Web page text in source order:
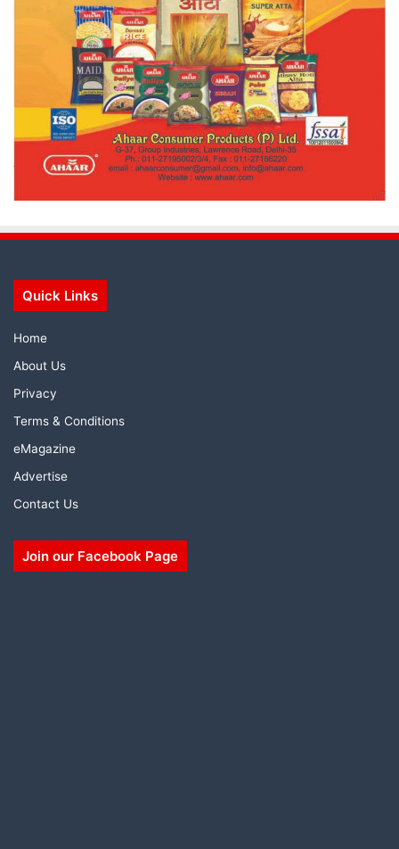
Quick Links
Home
About Us
Privacy
Terms & Conditions
eMagazine
Advertise
Contact Us
Join our Facebook Page